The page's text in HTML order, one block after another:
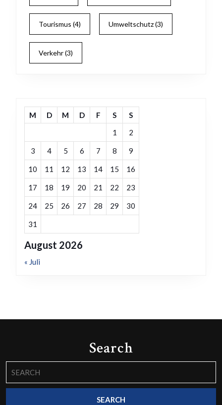
Tourismus (4) Umweltschutz(3)
Verkehr(3)
August 2026
M D M D F S
S
1
2
3 4 5 6 7 8 9
10 11 12 13 14 15 16
17 18 19 20 21 22 23
24 25 26 27 28 29 30
31
« Juli
Search
for: